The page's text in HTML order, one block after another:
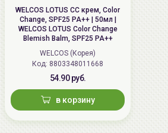
WELCOS LOTUS СС крем, Color
Change, SPF25 PA++ | 50мл |
WELCOS LOTUS Color Change
Blemish Balm, SPF25 PA++
WELCOS (Корея)
Код: 8803348011668
54.90 руб.
в корзину